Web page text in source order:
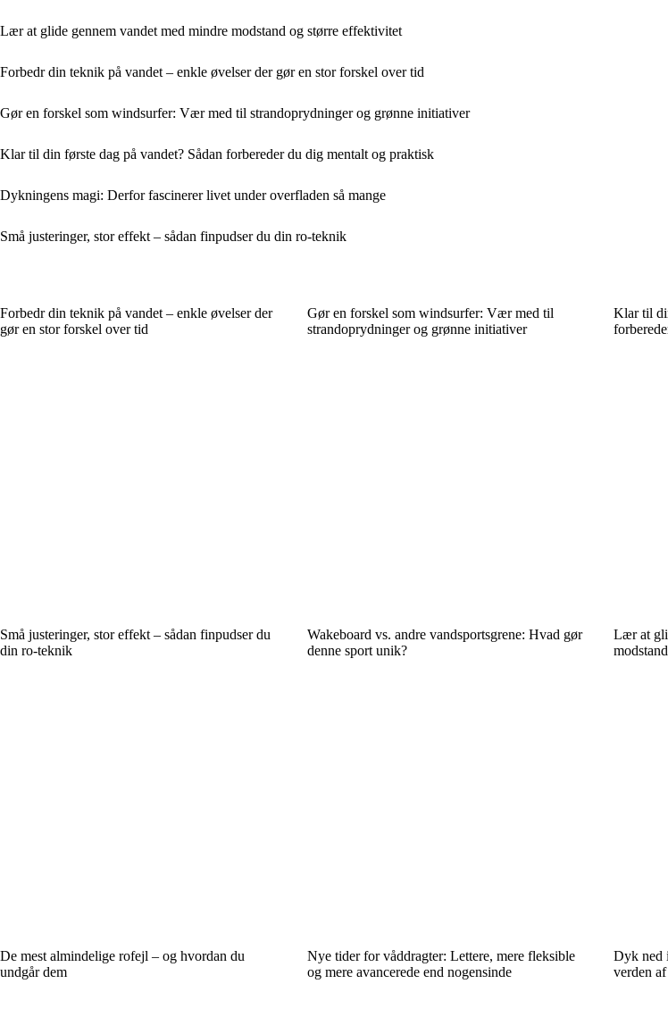
Lær at glide gennem vandet med mindre modstand og større effektivitet
Forbedr din teknik på vandet – enkle øvelser der gør en stor forskel over tid
Gør en forskel som windsurfer: Vær med til strandoprydninger og grønne initiativer
Klar til din første dag på vandet? Sådan forbereder du dig mentalt og praktisk
Dykningens magi: Derfor fascinerer livet under overfladen så mange
Små justeringer, stor effekt – sådan finpudser du din ro-teknik
Forbedr din teknik på vandet – enkle øvelser der
gør en stor forskel over tid
Gør en forskel som windsurfer: Vær med til
strandoprydninger og grønne initiativer
Klar til
Små justeringer, stor effekt – sådan finpudser du
din ro-teknik
Wakeboard vs. andre vandsportsgrene: Hvad gør
denne sport unik?
Lær at
De mest almindelige rofejl – og hvordan du
undgår dem
Nye tider for våddragter: Lettere, mere fleksible
og mere avancerede end nogensinde
Dyk ned
verden